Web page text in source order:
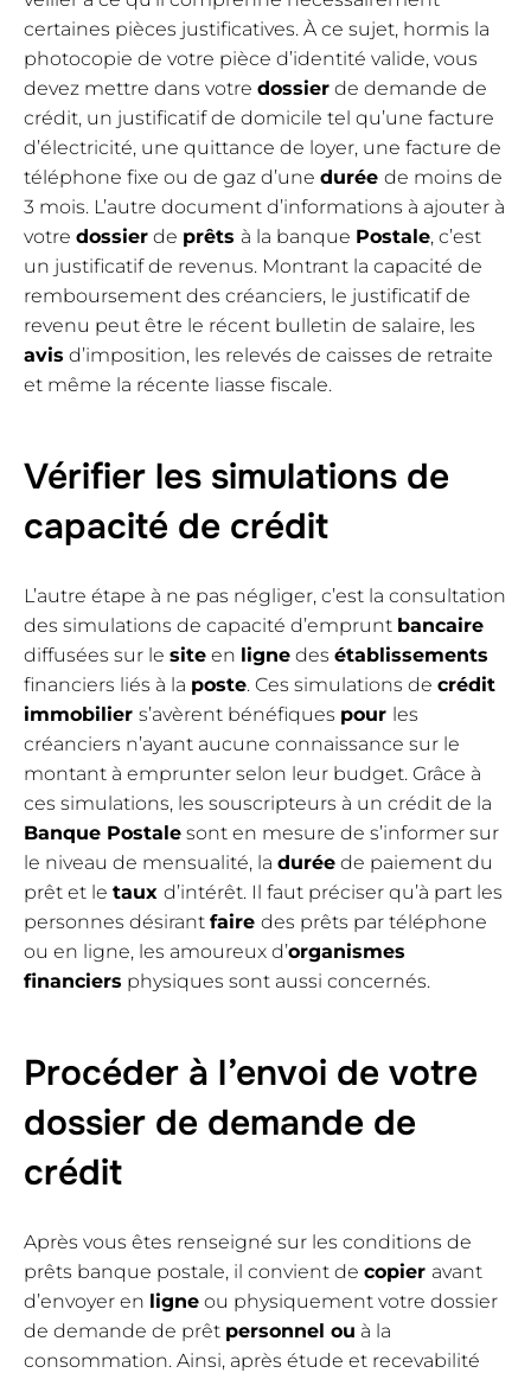
certaines pièces justificatives. À ce sujet, hormis la
photocopie de votre pièce d’identité valide, vous
devez mettre dans votre dossier de demande de
crédit, un justificatif de domicile tel qu’une facture
d’électricité, une quittance de loyer, une facture de
téléphone fixe ou de gaz d’une durée de moins de
3 mois. L’autre document d’informations à ajouter à
votre dossier de prêts à la banque Postale, c’est
un justificatif de revenus. Montrant la capacité de
remboursement des créanciers, le justificatif de
revenu peut être le récent bulletin de salaire, les
avis d’imposition, les relevés de caisses de retraite
et même la récente liasse fiscale.
Vérifier les simulations de
capacité de crédit
L’autre étape à ne pas négliger, c’est la consultation
des simulations de capacité d’emprunt bancaire
diffusées sur le site en ligne des établissements
financiers liés à la poste. Ces simulations de crédit
immobilier s’avèrent bénéfiques pour les
créanciers n’ayant aucune connaissance sur le
montant à emprunter selon leur budget. Grâce à
ces simulations, les souscripteurs à un crédit de la
Banque Postale sont en mesure de s’informer sur
le niveau de mensualité, la durée de paiement du
prêt et le taux d’intérêt. Il faut préciser qu’à part les
personnes désirant faire des prêts par téléphone
ou en ligne, les amoureux d’organismes
financiers physiques sont aussi concernés.
Procéder à l’envoi de votre
dossier de demande de
crédit
Après vous êtes renseigné sur les conditions de
prêts banque postale, il convient de copier avant
d’envoyer en ligne ou physiquement votre dossier
de demande de prêt personnel ou à la
consommation. Ainsi, après étude et recevabilité